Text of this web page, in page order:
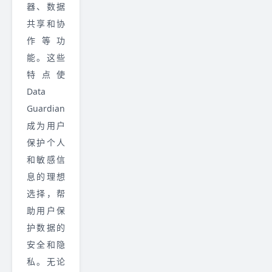
器、数据
共享和协
作等功
能。这些
特点使
Data
Guardian
成为用户
保护个人
和敏感信
息的理想
选择，帮
助用户保
护数据的
安全和隐
私。无论